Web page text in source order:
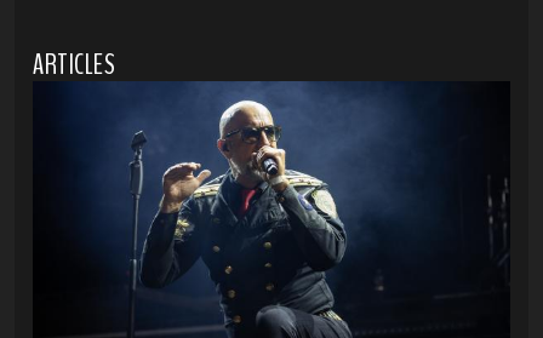
ARTICLES